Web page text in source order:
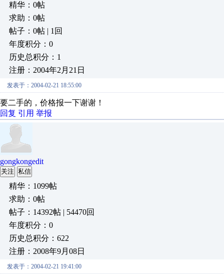
精华：0帖
求助：0帖
帖子：0帖 | 1回
年度积分：0
历史总积分：1
注册：2004年2月21日
发表于：2004-02-21 18:55:00
要二手的，价格报一下谢谢！
回复 引用 举报
gongkongedit
关注 私信
精华：1099帖
求助：0帖
帖子：14392帖 | 54470回
年度积分：0
历史总积分：622
注册：2008年9月08日
发表于：2004-02-21 19:41:00